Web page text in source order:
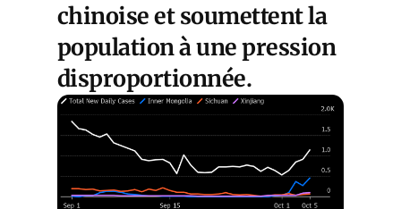
chinoise et soumettent la
population à une pression
disproportionnée.